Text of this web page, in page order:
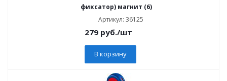
фиксатор) магнит (6)
Артикул: 36125
279 руб./шт
В корзину